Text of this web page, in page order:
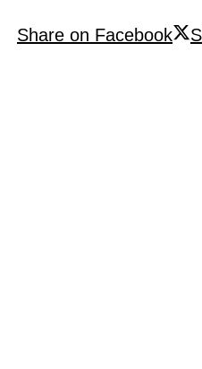
Share on Facebook